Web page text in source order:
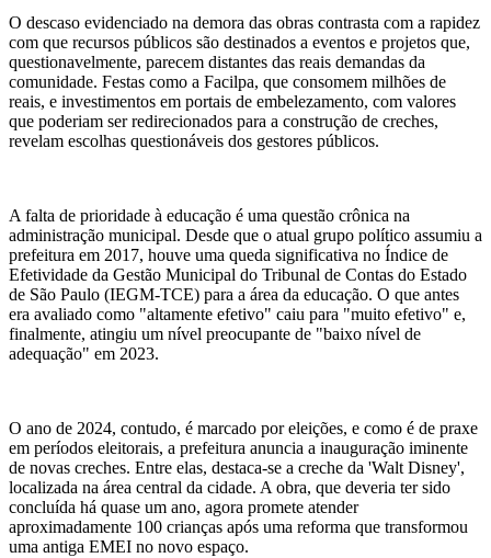
O descaso evidenciado na demora das obras contrasta com a rapidez
com que recursos públicos são destinados a eventos e projetos que,
questionavelmente, parecem distantes das reais demandas da
comunidade. Festas como a Facilpa, que consomem milhões de
reais, e investimentos em portais de embelezamento, com valores
que poderiam ser redirecionados para a construção de creches,
revelam escolhas questionáveis dos gestores públicos.
A falta de prioridade à educação é uma questão crônica na
administração municipal. Desde que o atual grupo político assumiu a
prefeitura em 2017, houve uma queda significativa no Índice de
Efetividade da Gestão Municipal do Tribunal de Contas do Estado
de São Paulo (IEGM-TCE) para a área da educação. O que antes
era avaliado como "altamente efetivo" caiu para "muito efetivo" e,
finalmente, atingiu um nível preocupante de "baixo nível de
adequação" em 2023.
O ano de 2024, contudo, é marcado por eleições, e como é de praxe
em períodos eleitorais, a prefeitura anuncia a inauguração iminente
de novas creches. Entre elas, destaca-se a creche da 'Walt Disney',
localizada na área central da cidade. A obra, que deveria ter sido
concluída há quase um ano, agora promete atender
aproximadamente 100 crianças após uma reforma que transformou
uma antiga EMEI no novo espaço.